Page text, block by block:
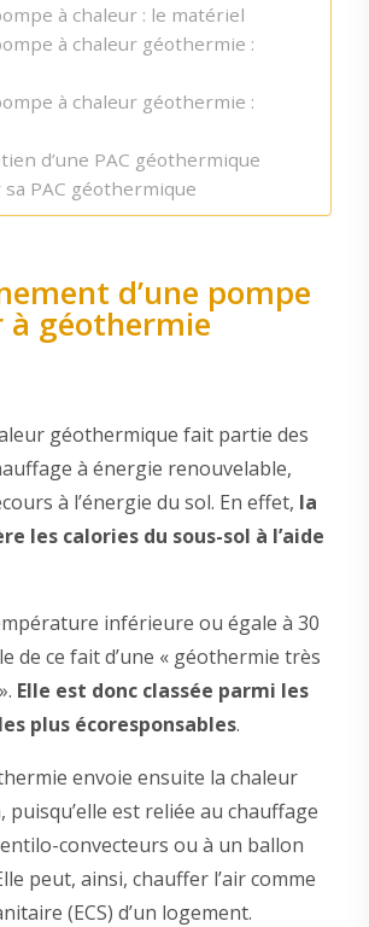
à chaleur : le matériel
à chaleur géothermie :
à chaleur géothermie :
d’une PAC géothermique
PAC géothermique
d’une pompe
à géothermie
géothermique fait partie des
à énergie renouvelable,
à l’énergie du sol. En effet, la
les calories du sous-sol à l’aide
inférieure ou égale à 30
de ce fait d’une « géothermie très
Elle est donc classée parmi les
plus écoresponsables.
envoie ensuite la chaleur
puisqu’elle est reliée au chauffage
convecteurs ou à un ballon
peut, ainsi, chauffer l’air comme
(ECS) d’un logement.